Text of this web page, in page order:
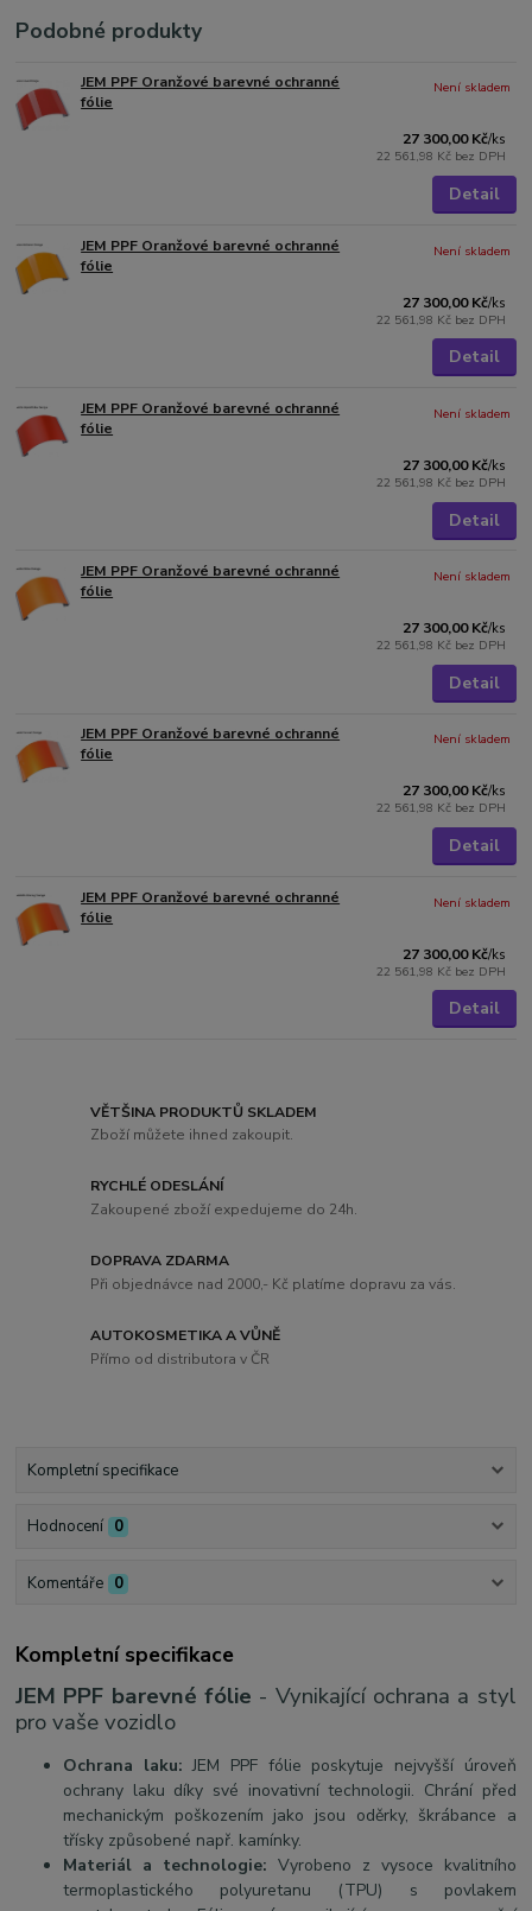
Podobné produkty
JEM PPF Oranžové barevné ochranné
fólie
27 300,00 Kč/ks
22 561,98 Kč bez DPH
Není skladem
Detail
JEM PPF Oranžové barevné ochranné
fólie
27 300,00 Kč/ks
22 561,98 Kč bez DPH
Není skladem
Detail
JEM PPF Oranžové barevné ochranné
fólie
27 300,00 Kč/ks
22 561,98 Kč bez DPH
Není skladem
Detail
JEM PPF Oranžové barevné ochranné
fólie
27 300,00 Kč/ks
22 561,98 Kč bez DPH
Není skladem
Detail
JEM PPF Oranžové barevné ochranné
fólie
27 300,00 Kč/ks
22 561,98 Kč bez DPH
Není skladem
Detail
JEM PPF Oranžové barevné ochranné
fólie
27 300,00 Kč/ks
22 561,98 Kč bez DPH
Není skladem
Detail
VĚTŠINA PRODUKTŮ SKLADEM
Zboží můžete ihned zakoupit.
RYCHLÉ ODESLÁNÍ
Zakoupené zboží expedujeme do 24h.
DOPRAVA ZDARMA
Při objednávce nad 2000,- Kč platíme dopravu za vás.
AUTOKOSMETIKA A VŮNĚ
Přímo od distributora v ČR
Kompletní specifikace
Hodnocení 0
Komentáře 0
Kompletní specifikace
JEM PPF barevné fólie - Vynikající ochrana a styl
pro vaše vozidlo
Ochrana laku: JEM PPF fólie poskytuje nejvyšší úroveň
ochrany laku díky své inovativní technologii. Chrání před
mechanickým poškozením jako jsou oděrky, škrábance a
třísky způsobené např. kamínky.
Materiál a technologie: Vyrobeno z vysoce kvalitního
termoplastického polyuretanu (TPU) s povlakem